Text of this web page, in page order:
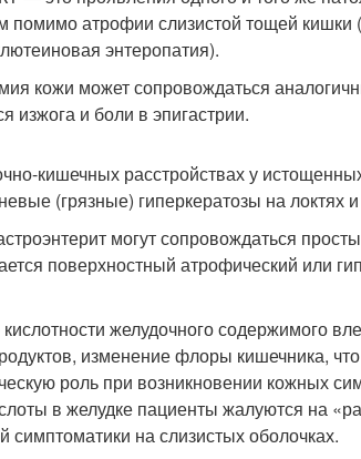
помимо атрофии слизистой тощей кишки
энтеропатия).
кожи может сопровождаться
изжога и боли в эпигастрии.
кишечных расстройствах у
(грязные) гиперкератозы на локтях
могут сопровождаться
поверхностный атрофический или
желудочного содержимого
изменение флоры кишечника,
роль при возникновении кожных
в желудке пациенты жалуются на
симптоматики на слизистых оболочках.